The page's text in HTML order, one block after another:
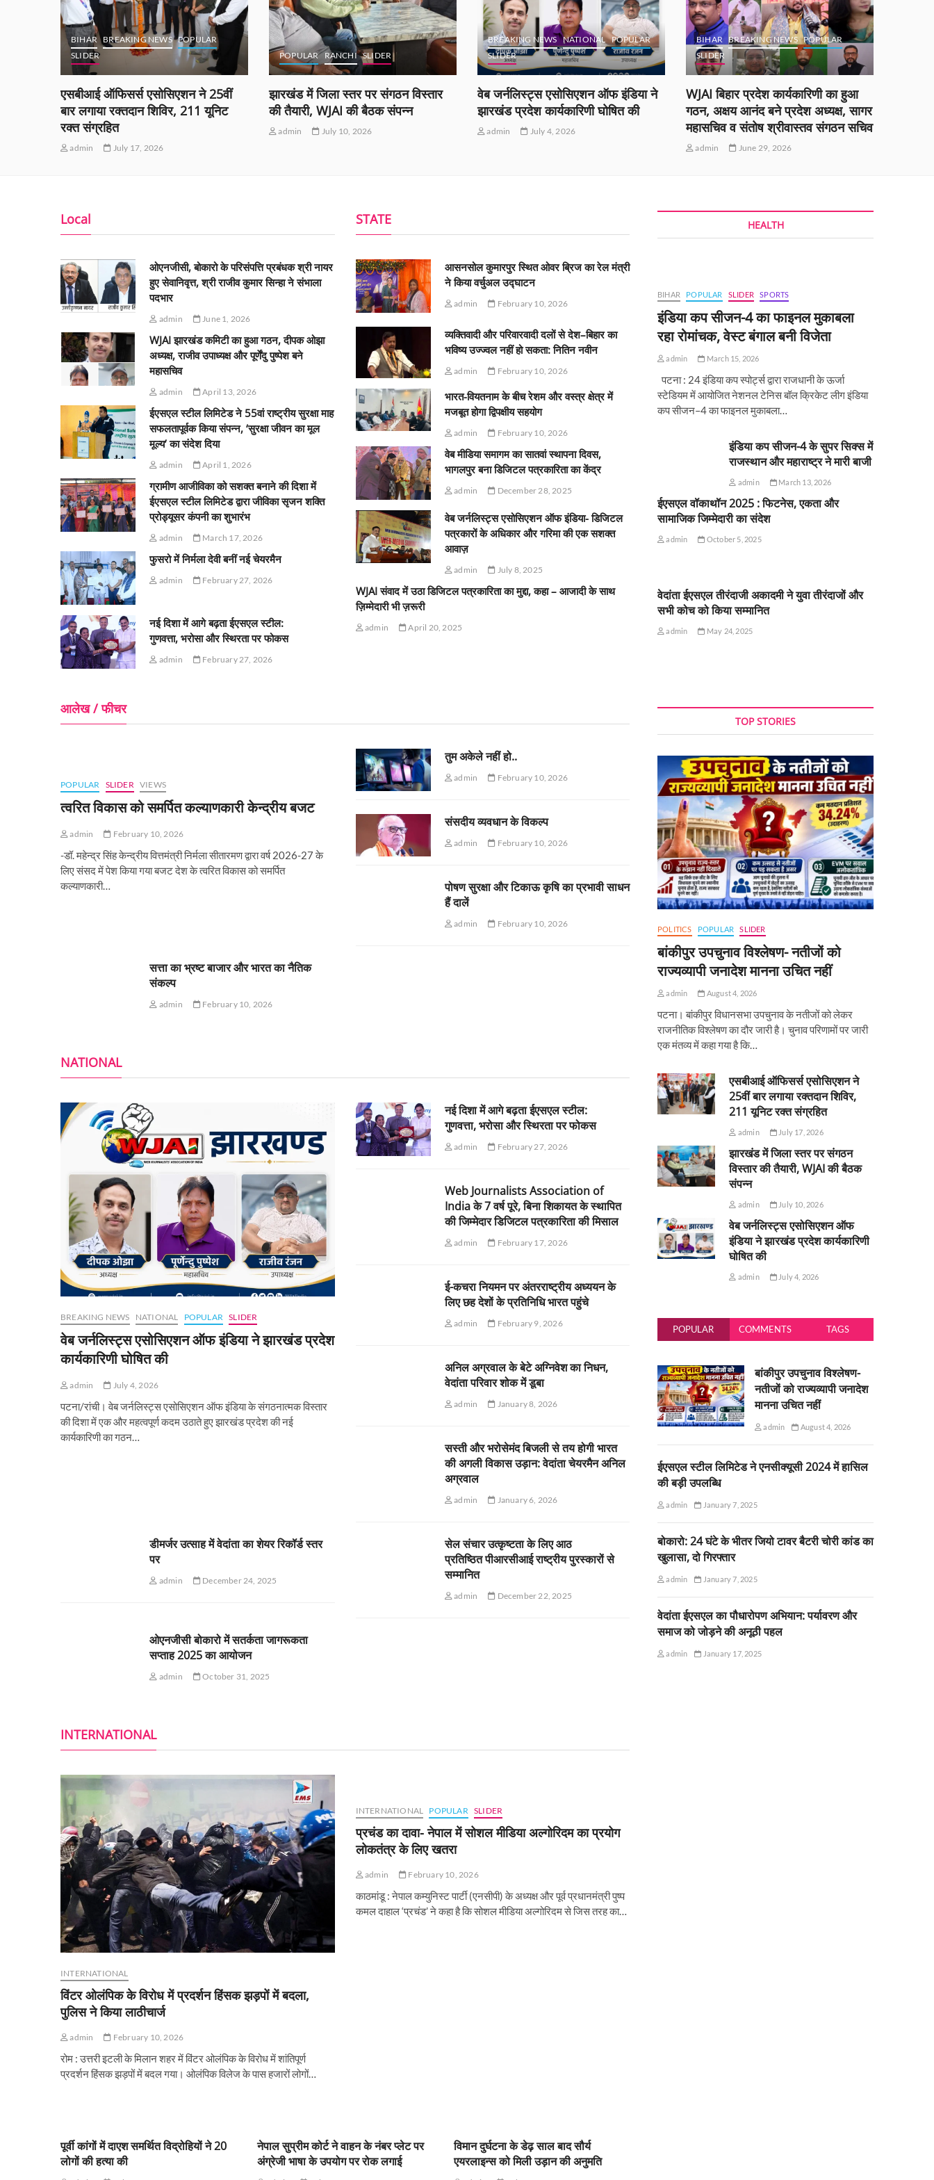
BIHAR BREAKING NEWS POPULAR
SLIDER
एसबीआई ऑफिसर्स एसोसिएशन ने 25वीं
बार लगाया रक्तदान शिविर, 211 यूनिट
रक्त संग्रहित
admin July 17, 2026
POPULAR RANCHI SLIDER
झारखंड में जिला स्तर पर संगठन विस्तार
की तैयारी, WJAI की बैठक संपन्न
admin July 10, 2026
BREAKING NEWS NATIONAL POPULAR
SLIDER
वेब जर्नलिस्ट्स एसोसिएशन ऑफ इंडिया ने
झारखंड प्रदेश कार्यकारिणी घोषित की
admin July 4, 2026
BIHAR BREAKING NEWS POPULAR
SLIDER
WJAI बिहार प्रदेश कार्यकारिणी का हुआ
गठन, अक्षय आनंद बने प्रदेश अध्यक्ष, सागर
महासचिव व संतोष श्रीवास्तव संगठन सचिव
admin June 29, 2026
Local
ओएनजीसी, बोकारो के परिसंपत्ति प्रबंधक श्री नायर
हुए सेवानिवृत्त, श्री राजीव कुमार सिन्हा ने संभाला
पदभार
admin June 1, 2026
WJAI झारखंड कमिटी का हुआ गठन, दीपक ओझा
अध्यक्ष, राजीव उपाध्यक्ष और पूर्णेंदु पुष्पेश बने
महासचिव
admin April 13, 2026
ईएसएल स्टील लिमिटेड ने 55वां राष्ट्रीय सुरक्षा माह
सफलतापूर्वक किया संपन्न, ‘सुरक्षा जीवन का मूल
मूल्य’ का संदेश दिया
admin April 1, 2026
ग्रामीण आजीविका को सशक्त बनाने की दिशा में
ईएसएल स्टील लिमिटेड द्वारा जीविका सृजन शक्ति
प्रोड्यूसर कंपनी का शुभारंभ
admin March 17, 2026
फुसरो में निर्मला देवी बनीं नई चेयरमैन
admin February 27, 2026
नई दिशा में आगे बढ़ता ईएसएल स्टील:
गुणवत्ता, भरोसा और स्थिरता पर फोकस
admin February 27, 2026
STATE
आसनसोल कुमारपुर स्थित ओवर ब्रिज का रेल मंत्री
ने किया वर्चुअल उद्घाटन
admin February 10, 2026
व्यक्तिवादी और परिवारवादी दलों से देश–बिहार का
भविष्य उज्ज्वल नहीं हो सकता: नितिन नवीन
admin February 10, 2026
भारत-वियतनाम के बीच रेशम और वस्त्र क्षेत्र में
मजबूत होगा द्विपक्षीय सहयोग
admin February 10, 2026
वेब मीडिया समागम का सातवां स्थापना दिवस,
भागलपुर बना डिजिटल पत्रकारिता का केंद्र
admin December 28, 2025
वेब जर्नलिस्ट्स एसोसिएशन ऑफ इंडिया- डिजिटल
पत्रकारों के अधिकार और गरिमा की एक सशक्त
आवाज़
admin July 8, 2025
WJAI संवाद में उठा डिजिटल पत्रकारिता का मुद्दा, कहा – आजादी के साथ
ज़िम्मेदारी भी ज़रूरी
admin April 20, 2025
आलेख / फीचर
POPULAR SLIDER VIEWS
त्वरित विकास को समर्पित कल्याणकारी केन्‍द्रीय बजट
admin February 10, 2026
-डॉ. महेन्द्र सिंह केन्द्रीय वित्तमंत्री निर्मला सीतारमण द्वारा वर्ष 2026-27 के
लिए संसद में पेश किया गया बजट देश के त्वरित विकास को समर्पित
कल्याणकारी…
तुम अकेले नहीं हो..
admin February 10, 2026
संसदीय व्यवधान के विकल्प
admin February 10, 2026
पोषण सुरक्षा और टिकाऊ कृषि का प्रभावी साधन
हैं दालें
admin February 10, 2026
सत्ता का भ्रष्ट बाजार और भारत का नैतिक
संकल्प
admin February 10, 2026
NATIONAL
BREAKING NEWS NATIONAL POPULAR SLIDER
वेब जर्नलिस्ट्स एसोसिएशन ऑफ इंडिया ने झारखंड प्रदेश
कार्यकारिणी घोषित की
admin July 4, 2026
पटना/रांची। वेब जर्नलिस्ट्स एसोसिएशन ऑफ इंडिया के संगठनात्मक विस्तार
की दिशा में एक और महत्वपूर्ण कदम उठाते हुए झारखंड प्रदेश की नई
कार्यकारिणी का गठन…
नई दिशा में आगे बढ़ता ईएसएल स्टील:
गुणवत्ता, भरोसा और स्थिरता पर फोकस
admin February 27, 2026
Web Journalists Association of
India के 7 वर्ष पूरे, बिना शिकायत के स्थापित
की जिम्मेदार डिजिटल पत्रकारिता की मिसाल
admin February 17, 2026
ई-कचरा नियमन पर अंतरराष्ट्रीय अध्ययन के
लिए छह देशों के प्रतिनिधि भारत पहुंचे
admin February 9, 2026
अनिल अग्रवाल के बेटे अग्निवेश का निधन,
वेदांता परिवार शोक में डूबा
admin January 8, 2026
सस्ती और भरोसेमंद बिजली से तय होगी भारत
की अगली विकास उड़ान: वेदांता चेयरमैन अनिल
अग्रवाल
admin January 6, 2026
डीमर्जर उत्साह में वेदांता का शेयर रिकॉर्ड स्तर
पर
admin December 24, 2025
सेल संचार उत्कृष्टता के लिए आठ
प्रतिष्ठित पीआरसीआई राष्ट्रीय पुरस्कारों से
सम्मानित
admin December 22, 2025
ओएनजीसी बोकारो में सतर्कता जागरूकता
सप्ताह 2025 का आयोजन
admin October 31, 2025
INTERNATIONAL
INTERNATIONAL
विंटर ओलंपिक के विरोध में प्रदर्शन हिंसक झड़पों में बदला,
पुलिस ने किया लाठीचार्ज
admin February 10, 2026
रोम : उत्तरी इटली के मिलान शहर में विंटर ओलंपिक के विरोध में शांतिपूर्ण
प्रदर्शन हिंसक झड़पों में बदल गया। ओलंपिक विलेज के पास हजारों लोगों…
INTERNATIONAL POPULAR SLIDER
प्रचंड का दावा- नेपाल में सोशल मीडिया अल्गोरिदम का प्रयोग
लोकतंत्र के लिए खतरा
admin February 10, 2026
काठमांडू : नेपाल कम्युनिस्ट पार्टी (एनसीपी) के अध्यक्ष और पूर्व प्रधानमंत्री पुष्प
कमल दाहाल ‘प्रचंड’ ने कहा है कि सोशल मीडिया अल्गोरिदम से जिस तरह का…
पूर्वी कांगों में दाएश समर्थित विद्रोहियों ने 20
लोगों की हत्या की
नेपाल सुप्रीम कोर्ट ने वाहन के नंबर प्लेट पर
अंग्रेजी भाषा के उपयोग पर रोक लगाई
विमान दुर्घटना के डेढ़ साल बाद सौर्य
एयरलाइन्स को मिली उड़ान की अनुमति
HEALTH
BIHAR POPULAR SLIDER SPORTS
इंडिया कप सीजन-4 का फाइनल मुकाबला
रहा रोमांचक, वेस्ट बंगाल बनी विजेता
admin March 15, 2026
पटना : 24 इंडिया कप स्पोर्ट्स द्वारा राजधानी के ऊर्जा
स्टेडियम में आयोजित नेशनल टेनिस बॉल क्रिकेट लीग इंडिया
कप सीजन–4 का फाइनल मुकाबला…
इंडिया कप सीजन-4 के सुपर सिक्स में
राजस्थान और महाराष्ट्र ने मारी बाजी
admin March 13, 2026
ईएसएल वॉकाथॉन 2025 : फिटनेस, एकता और
सामाजिक जिम्मेदारी का संदेश
admin October 5, 2025
वेदांता ईएसएल तीरंदाजी अकादमी ने युवा तीरंदाजों और
सभी कोच को किया सम्मानित
admin May 24, 2025
TOP STORIES
POLITICS POPULAR SLIDER
बांकीपुर उपचुनाव विश्लेषण- नतीजों को
राज्यव्यापी जनादेश मानना उचित नहीं
admin August 4, 2026
पटना। बांकीपुर विधानसभा उपचुनाव के नतीजों को लेकर
राजनीतिक विश्लेषण का दौर जारी है। चुनाव परिणामों पर जारी
एक मंतव्य में कहा गया है कि…
एसबीआई ऑफिसर्स एसोसिएशन ने
25वीं बार लगाया रक्तदान शिविर,
211 यूनिट रक्त संग्रहित
admin July 17, 2026
झारखंड में जिला स्तर पर संगठन
विस्तार की तैयारी, WJAI की बैठक
संपन्न
admin July 10, 2026
वेब जर्नलिस्ट्स एसोसिएशन ऑफ
इंडिया ने झारखंड प्रदेश कार्यकारिणी
घोषित की
admin July 4, 2026
POPULAR COMMENTS TAGS
बांकीपुर उपचुनाव विश्लेषण-
नतीजों को राज्यव्यापी जनादेश
मानना उचित नहीं
admin August 4, 2026
ईएसएल स्टील लिमिटेड ने एनसीक्यूसी 2024 में हासिल
की बड़ी उपलब्धि
admin January 7, 2025
बोकारो: 24 घंटे के भीतर जियो टावर बैटरी चोरी कांड का
खुलासा, दो गिरफ्तार
admin January 7, 2025
वेदांता ईएसएल का पौधारोपण अभियान: पर्यावरण और
समाज को जोड़ने की अनूठी पहल
admin January 17, 2025